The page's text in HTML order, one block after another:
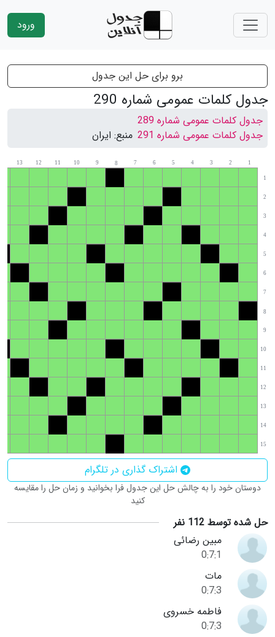
ورود
برو برای حل این جدول
جدول کلمات عمومی شماره 290
جدول کلمات عمومی شماره 289
جدول کلمات عمومی شماره 291
منبع: ایران
1
1
2
3
4
5
6
7
8
9
10
11
12
13
2
3
4
5
6
7
8
9
10
11
12
13
14
15
اشتراک گذاری در تلگرام
دوستان خود را به چالش حل این جدول فرا بخوانید و زمان حل را مقایسه
کنید
حل شده توسط 112 نفر
مبین رضائی
0:7:1
مات
0:7:3
فاطمه خسروی
0:7:3